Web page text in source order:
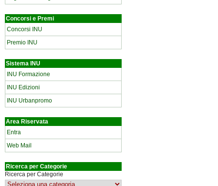
Concorsi e Premi
Concorsi INU
Premio INU
Sistema INU
INU Formazione
INU Edizioni
INU Urbanpromo
Area Riservata
Entra
Web Mail
Ricerca per Categorie
Ricerca per Categorie